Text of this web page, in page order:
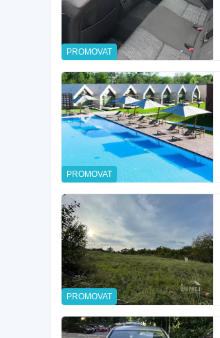
PROMOVAT
PROMOVAT
PROMOVAT